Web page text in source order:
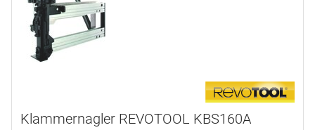
Klammernagler REVOTOOL KBS160A